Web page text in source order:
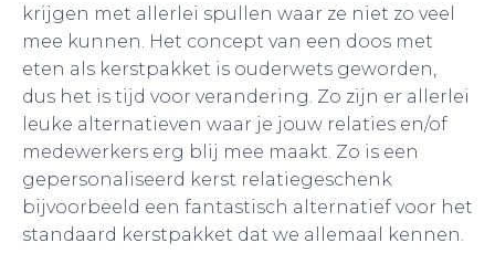
krijgen met allerlei spullen waar ze niet zo veel
mee kunnen. Het concept van een doos met
eten als kerstpakket is ouderwets geworden,
dus het is tijd voor verandering. Zo zijn er allerlei
leuke alternatieven waar je jouw relaties en/of
medewerkers erg blij mee maakt. Zo is een
gepersonaliseerd kerst relatiegeschenk
bijvoorbeeld een fantastisch alternatief voor het
standaard kerstpakket dat we allemaal kennen.